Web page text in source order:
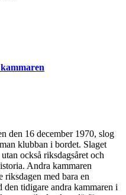
den 16 december 1970, slog
klubban i bordet. Slaget
också riksdagsåret och
Andra kammaren
riksdagen med bara en
den tidigare andra kammaren i